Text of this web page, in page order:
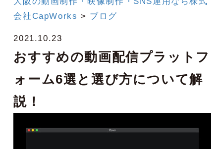
会社CapWorks > ブログ
2021.10.23
おすすめの動画配信プラットフ
ォーム6選と選び方について解
説！